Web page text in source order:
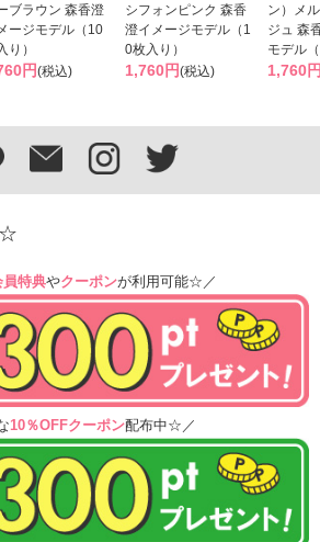
ブラウン 森香澄
ージモデル（10
り）
円(税込)
シフォンピンク 森香
澄イメージモデル（1
0枚入り）
1,760円(税込)
ン）メ
ジュ 森
モデル
1,760
☆
員特典やクーポンが利用可能☆／
10％OFFクーポン配布中☆／